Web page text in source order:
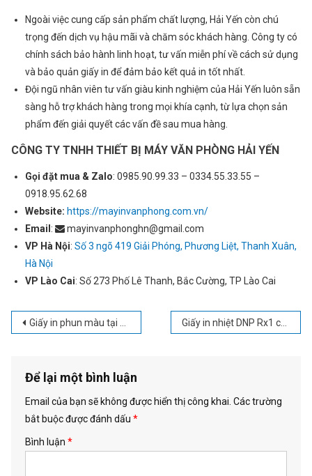
Ngoài việc cung cấp sản phẩm chất lượng, Hải Yến còn chú
trọng đến dịch vụ hậu mãi và chăm sóc khách hàng. Công ty có
chính sách bảo hành linh hoạt, tư vấn miễn phí về cách sử dụng
và bảo quản giấy in để đảm bảo kết quả in tốt nhất.
Đội ngũ nhân viên tư vấn giàu kinh nghiệm của Hải Yến luôn sẵn
sàng hỗ trợ khách hàng trong mọi khía cạnh, từ lựa chọn sản
phẩm đến giải quyết các vấn đề sau mua hàng.
CÔNG TY TNHH THIẾT BỊ MÁY VĂN PHÒNG HẢI YẾN
Gọi đặt mua & Zalo: 0985.90.99.33 – 0334.55.33.55 –
0918.95.62.68
Website: https://mayinvanphong.com.vn/
Email :
mayinvanphonghn@gmail.com
VP Hà Nội: Số 3 ngõ 419 Giải Phóng, Phương Liệt, Thanh Xuân,
Hà Nội
VP Lào Cai: Số 273 Phố Lê Thanh, Bắc Cường, TP Lào Cai
Điều
hướng
viết
Giấy in phun màu tại Lào Cai – Nơi bán giấy in chất lượng 0985.90.99.33 Giấy in nhiệt DNP Rx1 chính hãng 100% tại Hà Nội |Chất lượng, bền màu
Để lại một bình luận
Email của bạn sẽ không được hiển thị công khai. Các trường
bắt buộc được đánh dấu *
Bình luận *
Gửi thông tin